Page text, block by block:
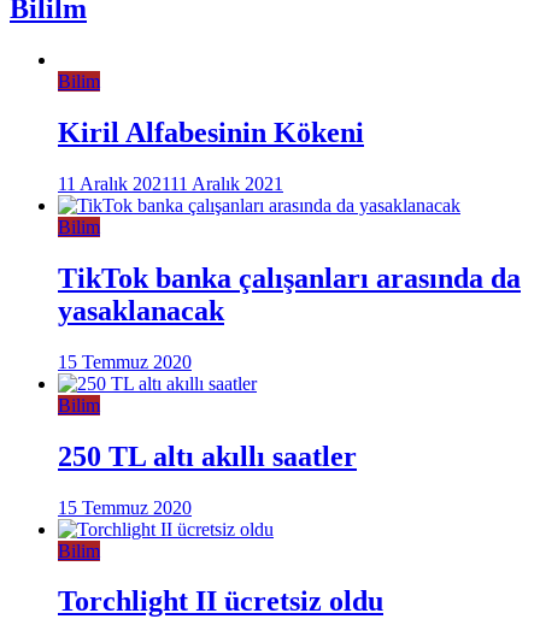
Bililm
Bilim
Kiril Alfabesinin Kökeni
11 Aralık 202111 Aralık 2021
Bilim
TikTok banka çalışanları arasında da
yasaklanacak
15 Temmuz 2020
Bilim
250 TL altı akıllı saatler
15 Temmuz 2020
Bilim
Torchlight II ücretsiz oldu